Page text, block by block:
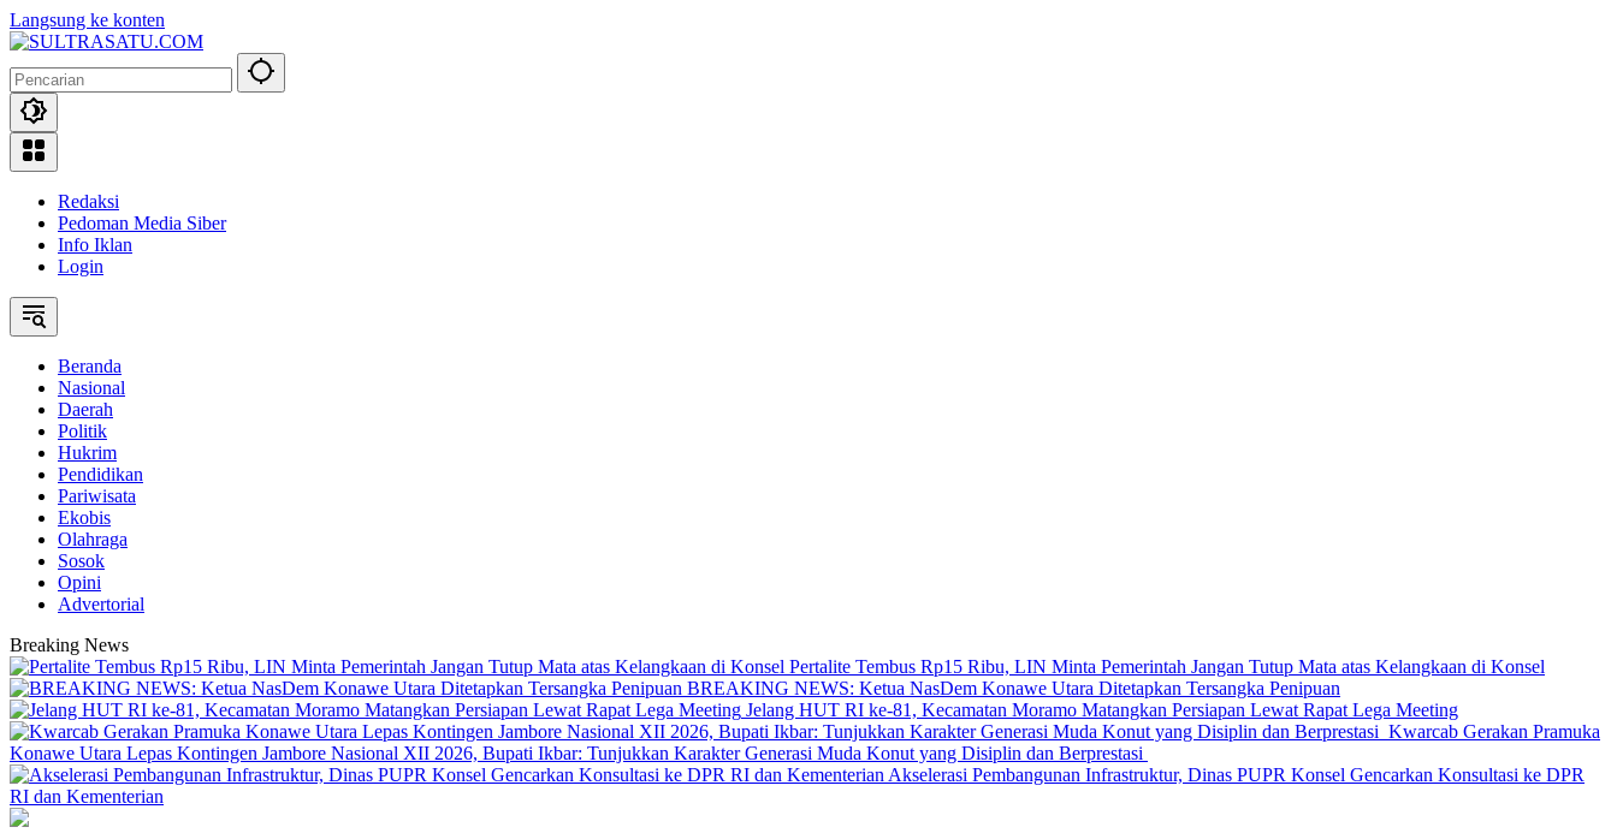
Langsung ke konten
Redaksi
Pedoman Media Siber
Info Iklan
Login
Beranda
Nasional
Daerah
Politik
Hukrim
Pendidikan
Pariwisata
Ekobis
Olahraga
Sosok
Opini
Advertorial
Breaking News
‎Pertalite Tembus Rp15 Ribu, LIN Minta Pemerintah Jangan Tutup Mata atas Kelangkaan di Konsel
BREAKING NEWS: Ketua NasDem Konawe Utara Ditetapkan Tersangka Penipuan
‎Jelang HUT RI ke-81, Kecamatan Moramo Matangkan Persiapan Lewat Rapat Lega Meeting
‎Kwarcab Gerakan Pramuka
Konawe Utara Lepas Kontingen Jambore Nasional XII 2026, Bupati Ikbar: Tunjukkan Karakter Generasi Muda Konut yang Disiplin dan Berprestasi ‎
Akselerasi Pembangunan Infrastruktur, Dinas PUPR Konsel Gencarkan Konsultasi ke DPR
RI dan Kementerian